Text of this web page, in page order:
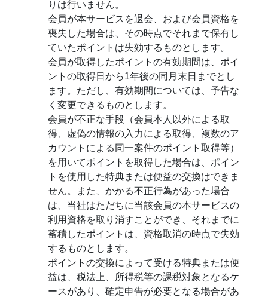
りは行いません。
会員が本サービスを退会、および会員資格を
喪失した場合は、その時点でそれまで保有し
ていたポイントは失効するものとします。
会員が取得したポイントの有効期間は、ポイ
ントの取得日から1年後の同月末日までとし
ます。ただし、有効期間については、予告な
く変更できるものとします。
会員が不正な手段（会員本人以外による取
得、虚偽の情報の入力による取得、複数のア
カウントによる同一案件のポイント取得等）
を用いてポイントを取得した場合は、ポイン
トを使用した特典または便益の交換はできま
せん。また、かかる不正行為があった場合
は、当社はただちに当該会員の本サービスの
利用資格を取り消すことができ、それまでに
蓄積したポイントは、資格取消の時点で失効
するものとします。
ポイントの交換によって受ける特典または便
益は、税法上、所得税等の課税対象となるケ
ースがあり、確定申告が必要となる場合があ